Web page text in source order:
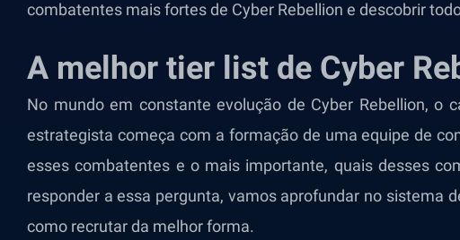
combatentes mais fortes de Cyber Rebellion e descobrir
A melhor tier list de Cyber
No mundo em constante evolução de Cyber Rebellion, o
estrategista começa com a formação de uma equipe de
esses combatentes e o mais importante, quais desses
responder a essa pergunta, vamos aprofundar no sistema
como recrutar da melhor forma.